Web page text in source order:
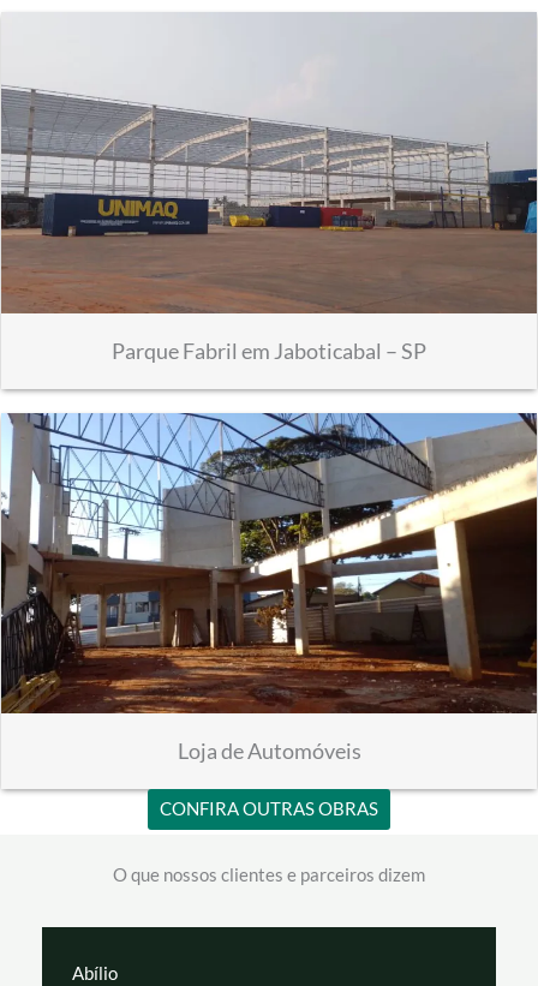
Parque Fabril em Jaboticabal – SP
Loja de Automóveis
CONFIRA OUTRAS OBRAS
O que nossos clientes e parceiros dizem
Abílio